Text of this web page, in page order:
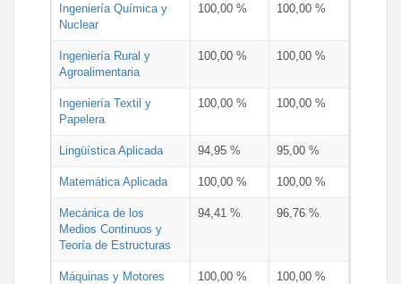
Ingeniería Química y
Nuclear
100,00 % 100,00 %
Ingeniería Rural y
Agroalimentaria
100,00 % 100,00 %
Ingeniería Textil y
Papelera
100,00 % 100,00 %
Lingüística Aplicada 94,95 % 95,00 %
Matemática Aplicada 100,00 % 100,00 %
Mecánica de los
Medios Continuos y
Teoría de Estructuras
94,41 % 96,76 %
Máquinas y Motores
100,00 % 100,00 %